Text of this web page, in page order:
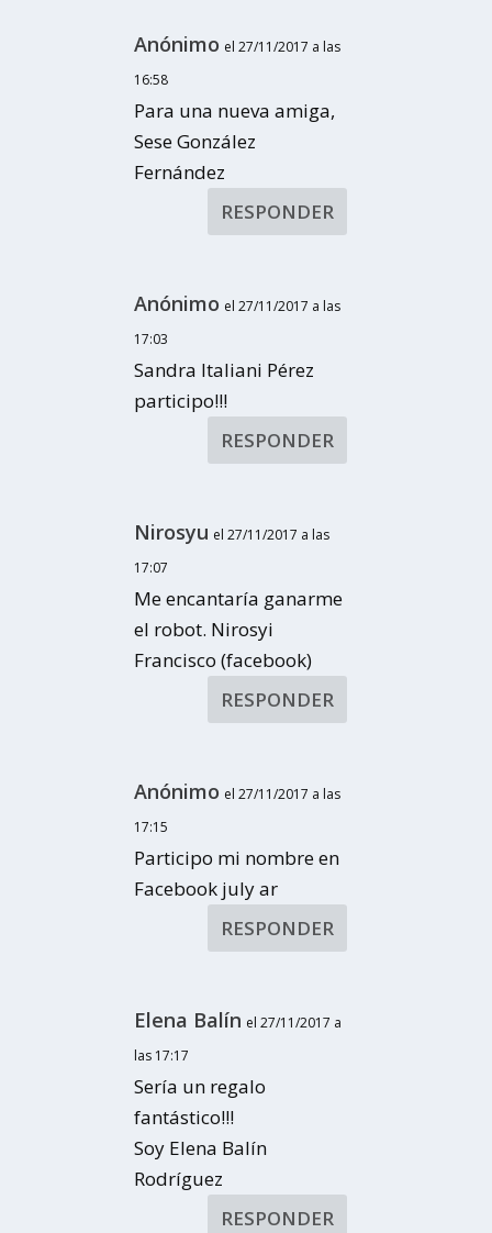
Anónimo el 27/11/2017 a las
16:58
Para una nueva amiga,
Sese González
Fernández
RESPONDER
Anónimo el 27/11/2017 a las
17:03
Sandra Italiani Pérez
participo!!!
RESPONDER
Nirosyu el 27/11/2017 a las
17:07
Me encantaría ganarme
el robot. Nirosyi
Francisco (facebook)
RESPONDER
Anónimo el 27/11/2017 a las
17:15
Participo mi nombre en
Facebook july ar
RESPONDER
Elena Balín el 27/11/2017 a
las 17:17
Sería un regalo
fantástico!!!
Soy Elena Balín
Rodríguez
RESPONDER